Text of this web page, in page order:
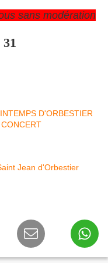
sans modération
Jean d'Orbestier